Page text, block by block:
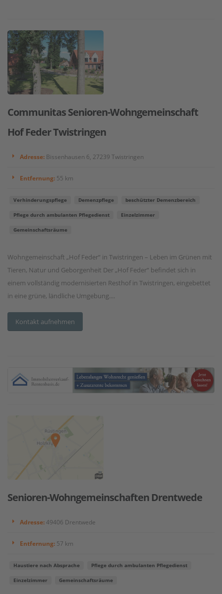
Communitas Senioren-Wohngemeinschaft
Hof Feder Twistringen
Adresse: Bissenhausen 6, 27239 Twistringen
Entfernung: 55 km
Verhinderungspflege Demenzpflege beschützter Demenzbereich
Pflege durch ambulanten Pflegedienst Einzelzimmer
Gemeinschaftsräume
Wohngemeinschaft „Hof Feder“ in Twistringen – Leben im Grünen mit
Tieren, Natur und Geborgenheit Der „Hof Feder“ befindet sich in
einem vollständig modernisierten Resthof in Twistringen, eingebettet
in eine grüne, ländliche Umgebung....
Kontakt aufnehmen
Senioren-Wohngemeinschaften Drentwede
Adresse:49406 Drentwede
Entfernung: 57 km
Haustiere nach Absprache Pflege durch ambulanten Pflegedienst
Einzelzimmer Gemeinschaftsräume